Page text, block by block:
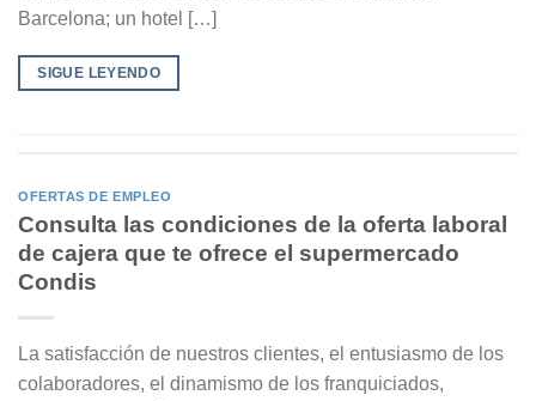
Barcelona; un hotel […]
SIGUE LEYENDO
OFERTAS DE EMPLEO
Consulta las condiciones de la oferta laboral
de cajera que te ofrece el supermercado
Condis
La satisfacción de nuestros clientes, el entusiasmo de los
colaboradores, el dinamismo de los franquiciados,